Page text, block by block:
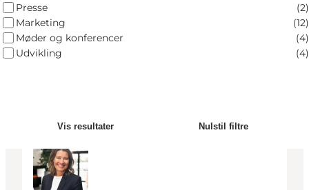
Presse
(2)
Marketing
(12)
Møder og konferencer
(4)
Udvikling
(4)
Vis resultater Nulstil filtre
Tanja Bruntse Ahler
Kommunikationsansvarlig
mobile